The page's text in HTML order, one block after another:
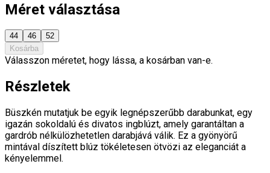
Méret választása
44 46
52
Kosárba
Válasszon méretet, hogy lássa, a kosárban van-e.
Részletek
Büszkén mutatjuk be egyik legnépszerűbb darabunkat, egy
igazán sokoldalú és divatos ingblúzt, amely garantáltan a
gardrób nélkülözhetetlen darabjává válik. Ez a gyönyörű
mintával díszített blúz tökéletesen ötvözi az eleganciát a
kényelemmel.